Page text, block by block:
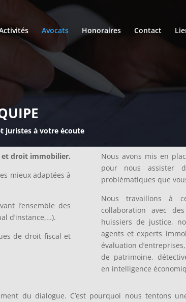
Avocats Honoraires Contact
juristes à votre écoute
et droit immobilier.
mieux adaptées à
l’ensemble des
d’instance,…).
de droit fiscal et
Nous avons mis en
pour nous assister
problématiques que
Nous travaillons à
collaboration avec
huissiers de justice,
agents et experts
évaluation
de patrimoine,
en intelligence
du dialogue. C’est pourquoi nous tentons